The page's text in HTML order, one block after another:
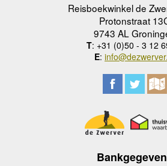
Reisboekwinkel de
Protonstraat
9743 AL
T: +31 (0)50 - 3 12
E: